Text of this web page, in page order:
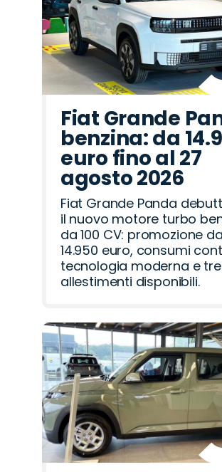
Fiat Grande
benzina: da
euro fino al 27
agosto 2026
Fiat Grande Panda
il nuovo motore turbo
da 100 CV: promozione da
14.950 euro, consumi
tecnologia moderna e tre
allestimenti disponibili.